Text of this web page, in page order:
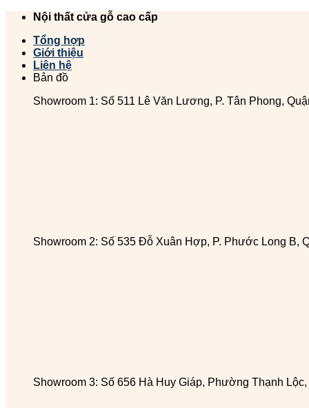
Chuyển
dung
Nội thất cửa gỗ cao cấp
Tổng hợp
Giới thiệu
Liên hệ
Bản đồ
Showroom 1: Số 511 Lê Văn Lương, P. Tân Phong,
Showroom 2: Số 535 Đỗ Xuân Hợp, P. Phước Long B,
Showroom 3: Số 656 Hà Huy Giáp, Phường Thạnh Lộc,